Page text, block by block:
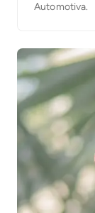
Automotiva.